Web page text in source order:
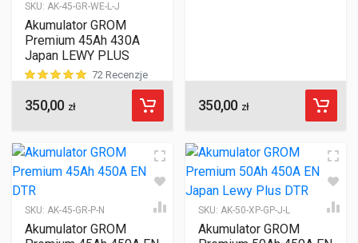
SKU: AK-45-GR-WE-L-J
Akumulator GROM
Premium 45Ah 430A
Japan LEWY PLUS
ocen klientów
72 Recenzje
350,00 zł 350,00 zł
SKU: AK-45-GR-P-N
Akumulator GROM
SKU: AK-50-XP-GP-J-L
Akumulator GROM